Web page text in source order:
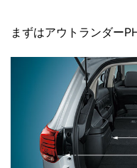
まずはアウトランダー